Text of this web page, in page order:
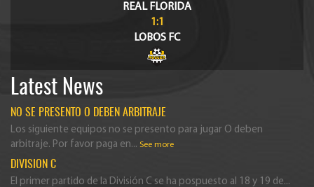
REAL FLORIDA
1:1
LOBOS FC
Latest News
NO SE PRESENTO O DEBEN ARBITRAJE
Los siguiente equipos no se presento para jugar O deben
arbitraje. Por favor paga en... See more
DIVISION C
El primer partido de la División C se ha pospuesto al 18 y 19 de...